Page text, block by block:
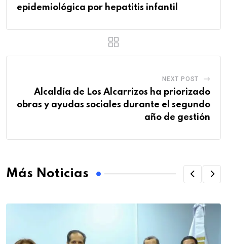
epidemiológica por hepatitis infantil
NEXT POST
Alcaldía de Los Alcarrizos ha priorizado
obras y ayudas sociales durante el segundo
año de gestión
Más Noticias